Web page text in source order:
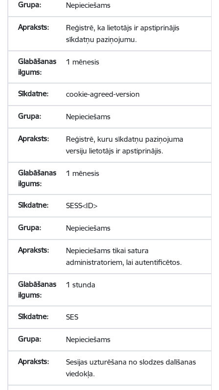
Nepieciešams
Reģistrē, ka lietotājs ir apstiprinājis
sīkdatņu paziņojumu.
1 mēnesis
cookie-agreed-version
Nepieciešams
Reģistrē, kuru sīkdatņu paziņojuma
versiju lietotājs ir apstiprinājis.
1 mēnesis
SESS<ID>
Nepieciešams
Nepieciešams tikai satura
administratoriem, lai autentificētos.
1 stunda
SES
Nepieciešams
Sesijas uzturēšana no slodzes dalīšanas
viedokļa.